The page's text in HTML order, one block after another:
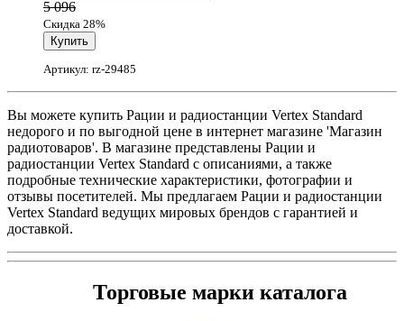
5 096
Скидка 28%
Артикул: rz-29485
Вы можете купить Рации и радиостанции Vertex Standard
недорого и по выгодной цене в интернет магазине 'Магазин
радиотоваров'. В магазине представлены Рации и
радиостанции Vertex Standard с описаниями, а также
подробные технические характеристики, фотографии и
отзывы посетителей. Мы предлагаем Рации и радиостанции
Vertex Standard ведущих мировых брендов с гарантией и
доставкой.
Торговые марки каталога